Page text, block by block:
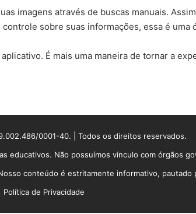
imagens através de buscas manuais.
sobre suas informações, essa é uma
É mais uma maneira de tornar a
0001-40. | Todos os direitos reservados.
Não possuímos vínculo com órgãos
conteúdo é estritamente informativo, pautado
Política de Privacidade